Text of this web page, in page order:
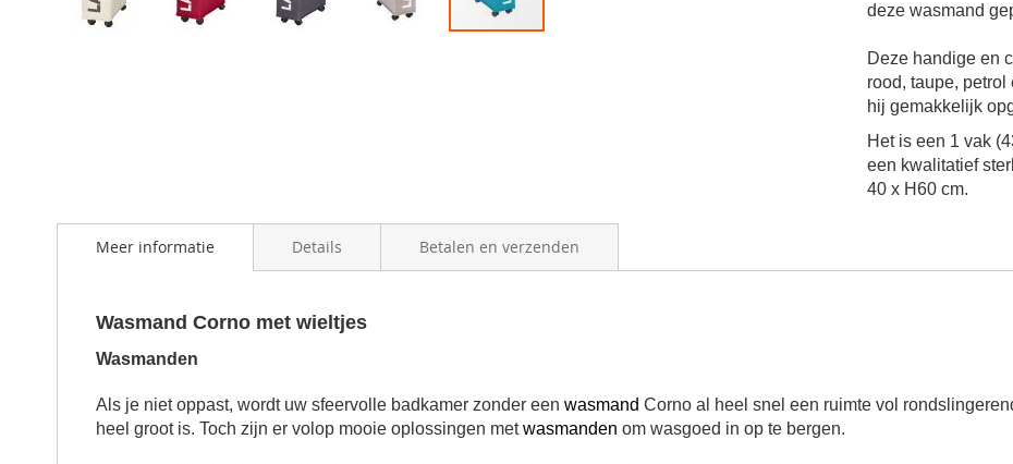
deze wasmand
Deze handige en
rood, taupe, petrol
hij gemakkelijk
Het is een 1 vak
een kwalitatief
40 x H60 cm.
Meer informatie
Wasmand Corno met wieltjes
Wasmanden
Als je niet oppast, wordt uw sfeervolle badkamer zonder een wasmand Corno al heel snel een ruimte vol
heel groot is. Toch zijn er volop mooie oplossingen metwasmanden om wasgoed in op te bergen.
Details Betalen en verzenden